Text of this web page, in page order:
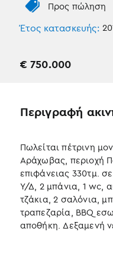
Προς πώληση
Έτος κατασκευής:
€ 750.000
Περιγραφή
Πωλείται πέτρινη
Αράχωβας, περιοχή
επιφάνειας 330τμ.
Υ/Δ, 2 μπάνια, 1 wc,
τζάκια, 2 σαλόνια,
τραπεζαρία, BBQ
αποθήκη. Δεξαμενή